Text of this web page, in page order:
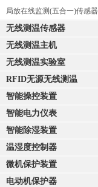
局放在线监测(五合一)传感器
无线测温传感器
无线测温主机
无线测温实验室
RFID无源无线测温
智能操控装置
智能电力仪表
智能除湿装置
温湿度控制器
微机保护装置
电动机保护器